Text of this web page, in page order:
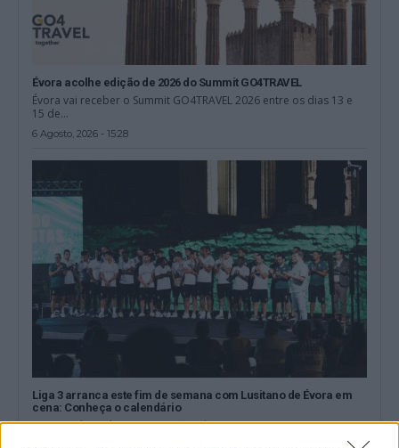
Évora acolhe edição de 2026 do Summit GO4TRAVEL
Évora vai receber o Summit GO4TRAVEL 2026 entre os dias 13 e
15 de...
6 Agosto, 2026 - 15:28
Liga 3 arranca este fim de semana com Lusitano de Évora em
cena: Conheça o calendário
A Liga 3 Placard arranca este fim de semana, com a primeira